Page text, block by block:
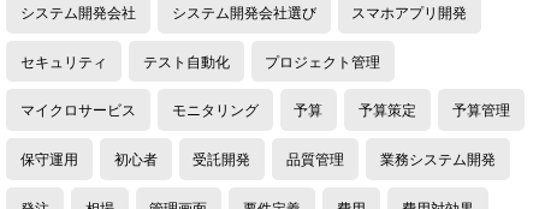
システム開発会社 システム開発会社選び スマホアプリ開発
セキュリティ テスト自動化 プロジェクト管理
マイクロサービス モニタリング 予算 予算策定 予算管理
保守運用 初心者 受託開発 品質管理 業務システム開発